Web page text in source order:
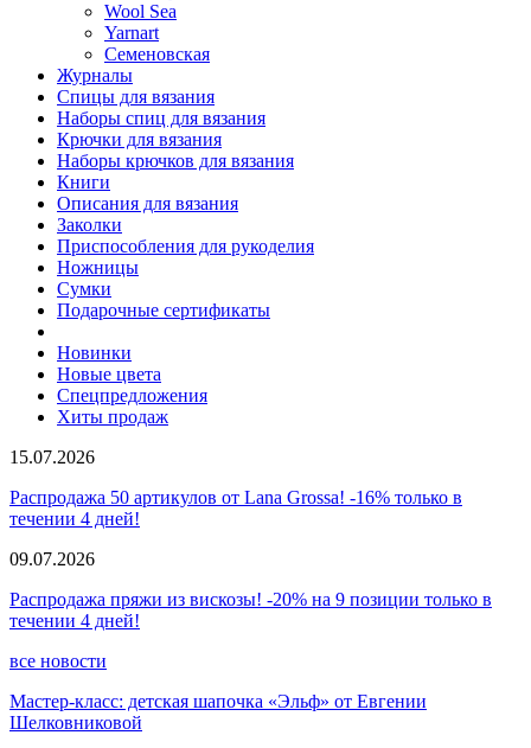
Wool Sea
Yarnart
Семеновская
Журналы
Спицы для вязания
Наборы спиц для вязания
Крючки для вязания
Наборы крючков для вязания
Книги
Описания для вязания
Заколки
Приспособления для рукоделия
Ножницы
Сумки
Подарочные сертификаты
Новинки
Новые цвета
Спецпредложения
Хиты продаж
15.07.2026
Распродажа 50 артикулов от Lana Grossa! -16% только в
течении 4 дней!
09.07.2026
Распродажа пряжи из вискозы! -20% на 9 позиции только в
течении 4 дней!
все новости
Мастер-класс: детская шапочка «Эльф» от Евгении
Шелковниковой